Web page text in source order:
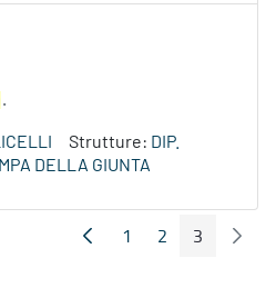
.
Strutture: DIP.
DELLA GIUNTA
Pagina Precedente
Pagina
1 Pagina
2 Pagina
3